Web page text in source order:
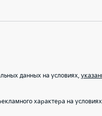
данных на условиях,
характера на